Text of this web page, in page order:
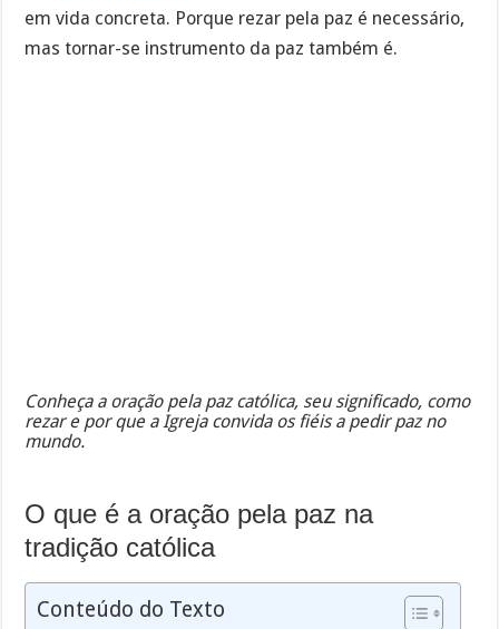
em vida concreta. Porque rezar pela paz é necessário,
mas tornar-se instrumento da paz também é.
Conheça a oração pela paz católica, seu significado, como
rezar e por que a Igreja convida os fiéis a pedir paz no
mundo.
O que é a oração pela paz na
tradição católica
Conteúdo do Texto